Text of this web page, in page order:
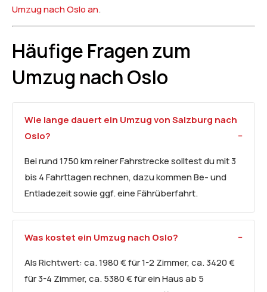
Umzug nach Oslo an.
Häufige Fragen zum
Umzug nach Oslo
Wie lange dauert ein Umzug von Salzburg nach
Oslo?
Bei rund 1750 km reiner Fahrstrecke solltest du mit 3
bis 4 Fahrttagen rechnen, dazu kommen Be- und
Entladezeit sowie ggf. eine Fährüberfahrt.
Was kostet ein Umzug nach Oslo?
Als Richtwert: ca. 1980 € für 1-2 Zimmer, ca. 3420 €
für 3-4 Zimmer, ca. 5380 € für ein Haus ab 5